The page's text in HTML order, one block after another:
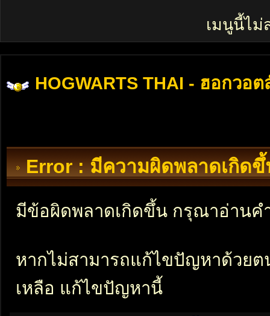
เมนูนี้ไม่
HOGWARTS THAI - ฮอกวอต
Error : มีความผิดพลาดเกิดขึ้
มีข้อผิดพลาดเกิดขึ้น กรุณาอ่านค
หากไม่สามารถแก้ไขปัญหาด้วย
เหลือ แก้ไขปัญหานี้